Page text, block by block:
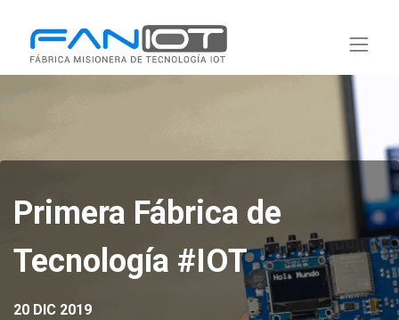
Primera Fábrica de
Tecnología #IOT
20 DIC 2019